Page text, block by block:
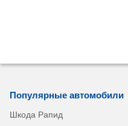
Популярные автомобили
Шкода Рапид